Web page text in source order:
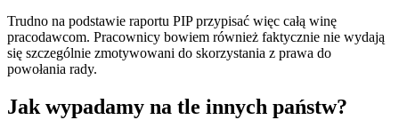
Trudno na podstawie raportu PIP przypisać więc całą winę
pracodawcom. Pracownicy bowiem również faktycznie nie wydają
się szczególnie zmotywowani do skorzystania z prawa do
powołania rady.
Jak wypadamy na tle innych państw?